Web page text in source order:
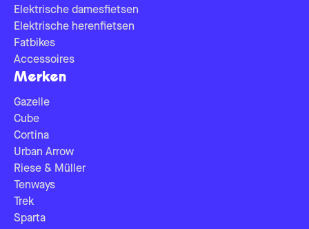
Elektrische damesfietsen
Elektrische herenfietsen
Fatbikes
Accessoires
Merken
Gazelle
Cube
Cortina
Urban Arrow
Riese & Müller
Tenways
Trek
Sparta